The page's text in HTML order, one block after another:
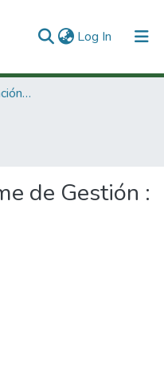
Log In (current)
3. Recursos de Información Científica y Tecnológica
de Gestión :